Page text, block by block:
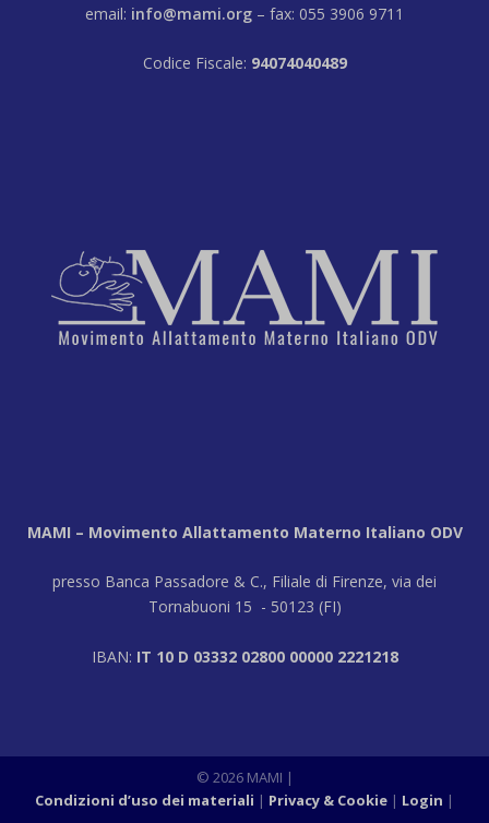
email: info@mami.org – fax: 055 3906 9711
Codice Fiscale: 94074040489
MAMI – Movimento Allattamento Materno Italiano ODV
presso Banca Passadore & C., Filiale di Firenze, via dei
Tornabuoni 15 - 50123 (FI)
IBAN: IT 10 D 03332 02800 00000 2221218
© 2026 MAMI |
Condizioni d’uso dei materiali
Privacy & Cookie Login |